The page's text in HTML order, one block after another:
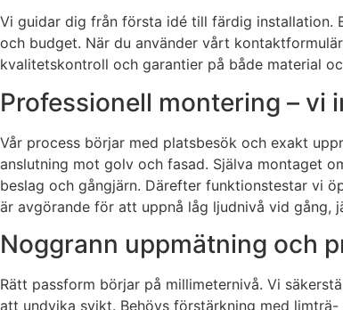
Vi guidar dig från första idé till färdig installation.
och budget. När du använder vårt
kvalitetskontroll och garantier på både material
Professionell montering – vi
Vår process börjar med platsbesök och exakt
anslutning mot golv och fasad. Själva montaget
beslag och gångjärn. Därefter funktionstestar vi
är avgörande för att uppnå låg ljudnivå vid gång,
Noggrann uppmätning och
Rätt passform börjar på millimeternivå. Vi
att undvika svikt. Behövs förstärkning med